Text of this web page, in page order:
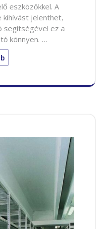
eszközökkel. A
kihívást jelenthet,
segítségével ez a
könnyen. …